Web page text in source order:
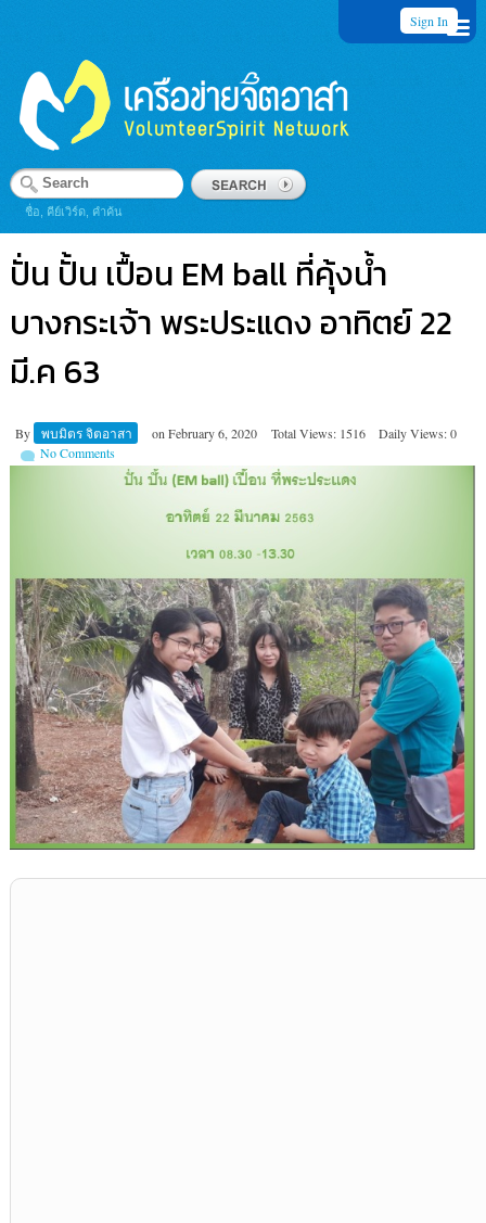
Sign In
ชื่อ, คีย์เวิร์ด, คำค้น
ปั่น ปั้น เปื้อน EM ball ที่คุ้งน้ำ
บางกระเจ้า พระประแดง อาทิตย์ 22
มี.ค 63
By พบมิตร จิตอาสา on February 6, 2020 Total Views: 1516
Daily Views: 0
No Comments